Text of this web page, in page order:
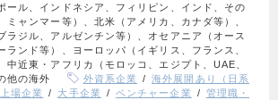
ール、インドネシア、フィリピン、インド、その
ミャンマー等）、北米（アメリカ、カナダ等）、
ラジル、アルゼンチン等）、オセアニア（オース
ランド等）、ヨーロッパ（イギリス、フランス、
中近東・アフリカ（モロッコ、エジプト、UAE、
他の海外
外資系企業
海外展開あり（日系
上場企業 大手企業 ベンチャー企業
管理職・